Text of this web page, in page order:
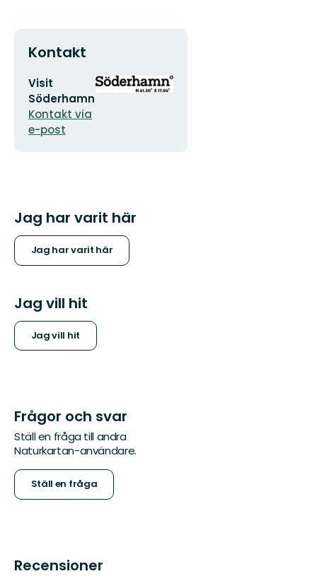
Kontakt
E-
postadress
Visit
Söderhamn
Kontakt via
e-post
Organisationens
logotyp
Jag har varit här
Jag har varit här
Jag vill hit
Jag vill hit
Frågor och svar
Ställ en fråga till andra
Naturkartan-användare.
Ställ en fråga
Recensioner